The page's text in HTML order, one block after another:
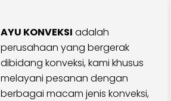
AYU KONVEKSI adalah
perusahaan yang bergerak
dibidang konveksi, kami khusus
melayani pesanan dengan
berbagai macam jenis konveksi,